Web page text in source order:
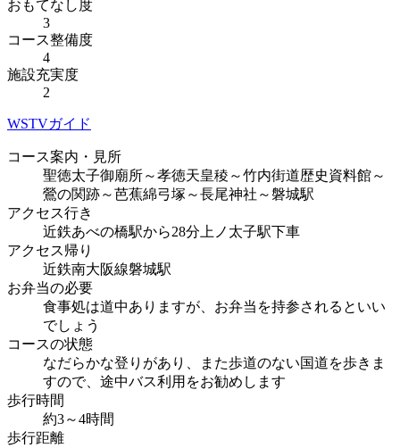
おもてなし度
3
コース整備度
4
施設充実度
2
WSTVガイド
コース案内・見所
聖徳太子御廟所～孝徳天皇稜～竹内街道歴史資料館～
鶯の関跡～芭蕉綿弓塚～長尾神社～磐城駅
アクセス行き
近鉄あべの橋駅から28分上ノ太子駅下車
アクセス帰り
近鉄南大阪線磐城駅
お弁当の必要
食事処は道中ありますが、お弁当を持参されるといい
でしょう
コースの状態
なだらかな登りがあり、また歩道のない国道を歩きま
すので、途中バス利用をお勧めします
歩行時間
約3～4時間
歩行距離